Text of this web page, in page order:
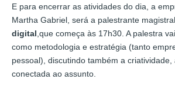
E para encerrar as atividades do dia, a
Martha Gabriel, será a palestrante
digital ,que começa às 17h30. A palestra
como metodologia e estratégia (tanto
pessoal), discutindo também a
conectada ao assunto.